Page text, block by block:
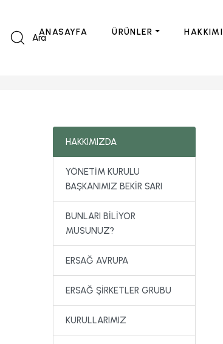
Ara
ANASAYFA ÜRÜNLER
HAKKIMIZDA
YÖNETİM KURULU
BAŞKANIMIZ BEKİR SARI
BUNLARI BİLİYOR
MUSUNUZ?
ERSAĞ AVRUPA
ERSAĞ ŞİRKETLER GRUBU
KURULLARIMIZ